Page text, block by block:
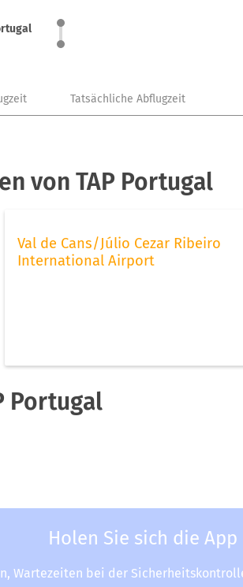
Tatsächliche Abflugzeit
von TAP Portugal
Val de Cans/Júlio Cezar Ribeiro
International Airport
Portugal
Holen Sie sich die App
Wartezeiten bei der